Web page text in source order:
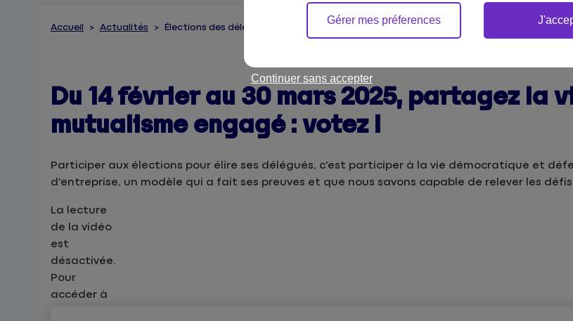
Accueil Actualités Élections des délégués des sociétaires : un temps fort pour notre groupe
Du 14 février au 30 mars 2025, partagez la
mutualisme engagé : votez !
Participer aux élections pour élire ses délégués, c'est participer à la vie démocratique et
d'entreprise, un modèle qui a fait ses preuves et que nous savons capable de relever les
La lecture
de la vidéo
est
désactivée.
Pour
accéder à
Continuer sans accepter
Gérer mes préferences